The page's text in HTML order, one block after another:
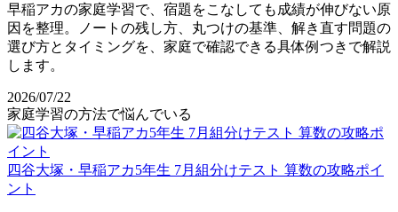
早稲アカの家庭学習で、宿題をこなしても成績が伸びない原
因を整理。ノートの残し方、丸つけの基準、解き直す問題の
選び方とタイミングを、家庭で確認できる具体例つきで解説
します。
2026/07/22
家庭学習の方法で悩んでいる
四谷大塚・早稲アカ5年生 7月組分けテスト 算数の攻略ポイ
ント